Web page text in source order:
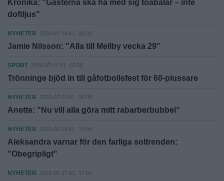
Krönika: "Gästerna ska ha med sig toabalar – inte
doftljus"
NYHETER 2026-07-14 KL. 06:00
Jamie Nilsson: "Alla till Mellby vecka 29"
SPORT 2026-07-11 KL. 05:58
Trönninge bjöd in till gåfotbollsfest för 60-plussare
NYHETER 2026-07-10 KL. 06:00
Anette: "Nu vill alla göra mitt rabarberbubbel"
NYHETER 2026-06-18 KL. 14:04
Aleksandra varnar för den farliga soltrenden:
"Obegripligt"
NYHETER 2026-06-17 KL. 17:00